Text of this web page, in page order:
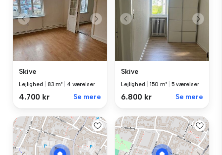
Skive
Lejlighed 83 m² 4 værelser
4.700 kr Se mere
Skive
Lejlighed 150 m² 5 værelser
6.800 kr Se mere